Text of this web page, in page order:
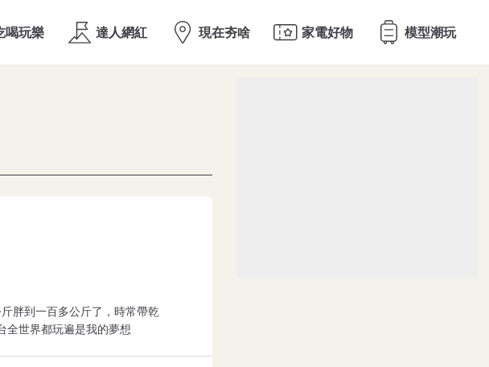
胖到一百多公斤了，時常帶乾
全世界都玩遍是我的夢想